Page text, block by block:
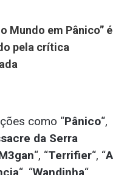
Mundo em Pânico” é
pela crítica
como “Pânico“,
da Serra
“, “Terrifier“, “A